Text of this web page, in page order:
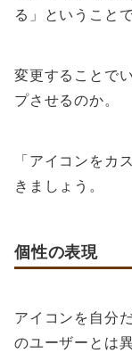
る」ということで
変更することで
プさせるのか。
「アイコンをカ
きましょう。
個性の表現
アイコンを自分
のユーザーとは